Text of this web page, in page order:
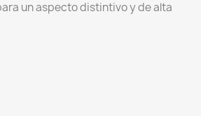
un aspecto distintivo y de alta